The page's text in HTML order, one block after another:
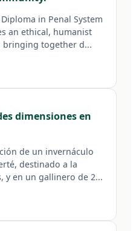
in Penal System
an ethical, humanist
together d...
dimensiones en
de un invernáculo
destinado a la
y en un gallinero de 2...